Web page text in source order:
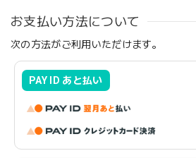
お支払い方法について
次の方法がご利用いただけます。
PAY ID あと払い